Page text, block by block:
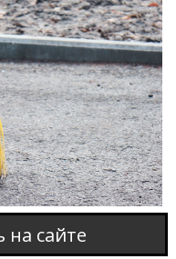
на сайте